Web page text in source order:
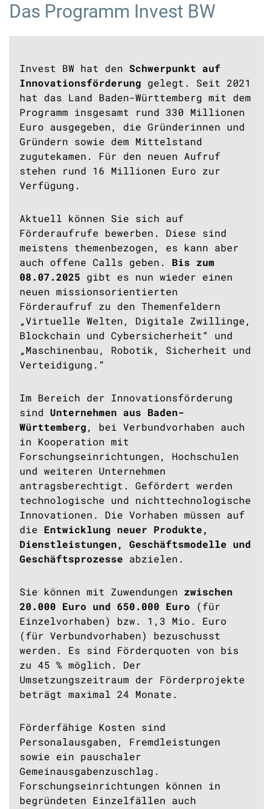
Das Programm Invest BW
Invest BW hat den Schwerpunkt auf
Innovationsförderung gelegt. Seit 2021
hat das Land Baden-Württemberg mit dem
Programm insgesamt rund 330 Millionen
Euro ausgegeben, die Gründerinnen und
Gründern sowie dem Mittelstand
zugutekamen. Für den neuen Aufruf
stehen rund 16 Millionen Euro zur
Verfügung.
Aktuell können Sie sich auf
Förderaufrufe bewerben. Diese sind
meistens themenbezogen, es kann aber
auch offene Calls geben. Bis zum
08.07.2025 gibt es nun wieder einen
neuen missionsorientierten
Förderaufruf zu den Themenfeldern
„Virtuelle Welten, Digitale Zwillinge,
Blockchain und Cybersicherheit“ und
„Maschinenbau, Robotik, Sicherheit und
Verteidigung.“
Im Bereich der Innovationsförderung
sind Unternehmen aus Baden-
Württemberg, bei Verbundvorhaben auch
in Kooperation mit
Forschungseinrichtungen, Hochschulen
und weiteren Unternehmen
antragsberechtigt. Gefördert werden
technologische und nichttechnologische
Innovationen. Die Vorhaben müssen auf
die Entwicklung neuer Produkte,
Dienstleistungen, Geschäftsmodelle und
Geschäftsprozesse abzielen.
Sie können mit Zuwendungen zwischen
20.000 Euro und 650.000 Euro (für
Einzelvorhaben)
bzw. 1,3 Mio. Euro
(für Verbundvorhaben) bezuschusst
werden. Es sind Förderquoten von bis
zu 45 % möglich. Der
Umsetzungszeitraum der Förderprojekte
beträgt maximal 24 Monate.
Förderfähige Kosten sind
Personalausgaben, Fremdleistungen
sowie ein pauschaler
Gemeinausgabenzuschlag.
Forschungseinrichtungen können in
begründeten Einzelfällen auch